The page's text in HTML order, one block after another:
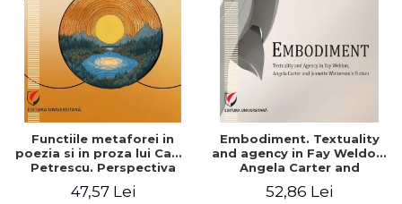
Functiile metaforei in
poezia si in proza lui Camil
Petrescu. Perspectiva
47,57 Lei
Embodiment. Textuality
and agency in Fay Weldon,
Angela Carter and
fiction
52,86 Lei